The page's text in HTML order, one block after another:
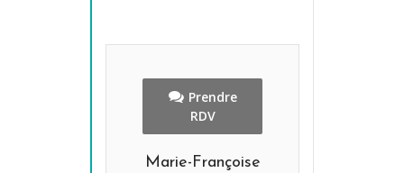
Prendre
RDV
Marie-Françoise